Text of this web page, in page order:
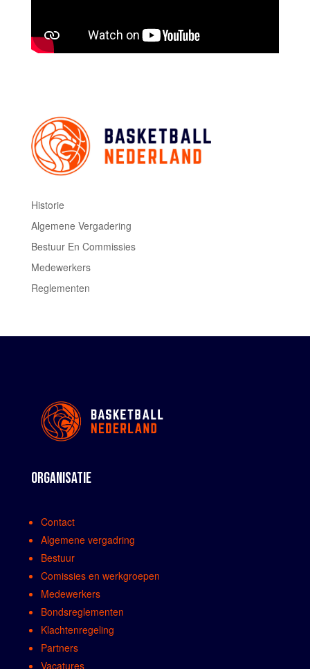
Historie
Algemene Vergadering
Bestuur En Commissies
Medewerkers
Reglementen
ORGANISATIE
Contact
Algemene vergadring
Bestuur
Comissies en werkgroepen
Medewerkers
Bondsreglementen
Klachtenregeling
Partners
Vacatures